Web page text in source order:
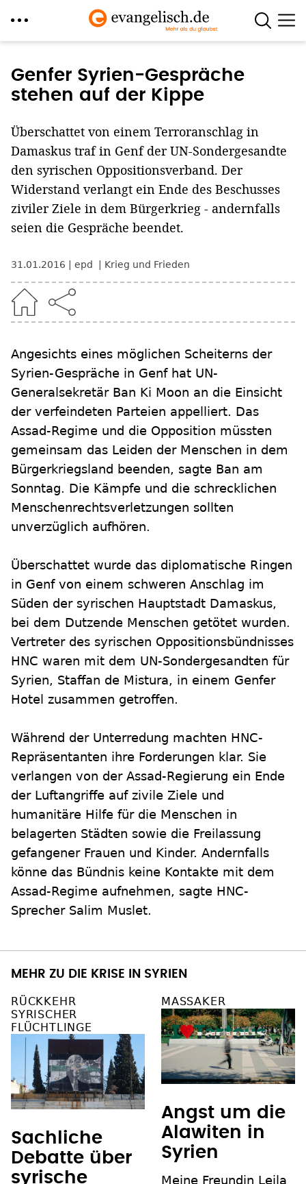
zum
Inhalt
Genfer Syrien-Gespräche
stehen auf der Kippe
Überschattet von einem Terroranschlag in
Damaskus traf in Genf der UN-Sondergesandte
den syrischen Oppositionsverband. Der
Widerstand verlangt ein Ende des Beschusses
ziviler Ziele in dem Bürgerkrieg - andernfalls
seien die Gespräche beendet.
31.01.2016 epd Krieg und Frieden
Angesichts eines möglichen Scheiterns der
Syrien-Gespräche in Genf hat UN-
Generalsekretär Ban Ki Moon an die Einsicht
der verfeindeten Parteien appelliert. Das
Assad-Regime und die Opposition müssten
gemeinsam das Leiden der Menschen in dem
Bürgerkriegsland beenden, sagte Ban am
Sonntag. Die Kämpfe und die schrecklichen
Menschenrechtsverletzungen sollten
unverzüglich aufhören.
Überschattet wurde das diplomatische Ringen
in Genf von einem schweren Anschlag im
Süden der syrischen Hauptstadt Damaskus,
bei dem Dutzende Menschen getötet wurden.
Vertreter des syrischen Oppositionsbündnisses
HNC waren mit dem UN-Sondergesandten für
Syrien, Staffan de Mistura, in einem Genfer
Hotel zusammen getroffen.
Während der Unterredung machten HNC-
Repräsentanten ihre Forderungen klar. Sie
verlangen von der Assad-Regierung ein Ende
der Luftangriffe auf zivile Ziele und
humanitäre Hilfe für die Menschen in
belagerten Städten sowie die Freilassung
gefangener Frauen und Kinder. Andernfalls
könne das Bündnis keine Kontakte mit dem
Assad-Regime aufnehmen, sagte HNC-
Sprecher Salim Muslet.
MEHR ZU DIE KRISE IN SYRIEN
RÜCKKEHR
SYRISCHER
FLÜCHTLINGE
Sachliche
Debatte über
syrische
MASSAKER
Angst um die
Alawiten in
Syrien
Meine Freundin Leila